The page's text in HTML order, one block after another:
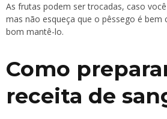
As frutas podem ser trocadas, caso
mas não esqueça que o pêssego é bem
bom mantê-lo.
Como
receita de